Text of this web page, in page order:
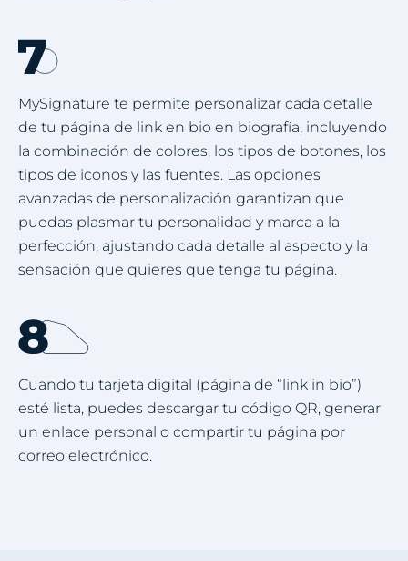
MySignature te permite personalizar cada detalle
de tu página de link en bio en biografía, incluyendo
la combinación de colores, los tipos de botones, los
tipos de iconos y las fuentes. Las opciones
avanzadas de personalización garantizan que
puedas plasmar tu personalidad y marca a la
perfección, ajustando cada detalle al aspecto y la
sensación que quieres que tenga tu página.
Cuando tu tarjeta digital (página de “link in bio”)
esté lista, puedes descargar tu código QR, generar
un enlace personal o compartir tu página por
correo electrónico.